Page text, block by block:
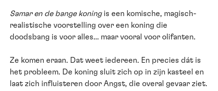
Samar en de bange koningis een komische, magisch-
realistische voorstelling over een koning die
doodsbang is voor alles… maar vooral voor olifanten.
Ze komen eraan. Dat weet iedereen. En precies dát is
het probleem. De koning sluit zich op in zijn kasteel en
laat zich influisteren door Angst, die overal gevaar ziet.